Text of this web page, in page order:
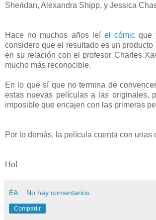
Sheridan, Alexandra Shipp, y Jessica
Hace no muchos años leí el cómic que
considero que el resultado es un
en su relación con el profesor Charles
mucho más reconocible.
En lo que sí que no termina de
estas nuevas películas a las originales,
imposible que encajen con las primeras
Por lo demás, la película cuenta con
Ho!
ÉA No hay comentarios:
Compartir